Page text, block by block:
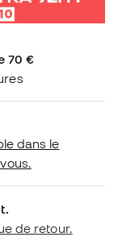
70 €
dans le
de retour.